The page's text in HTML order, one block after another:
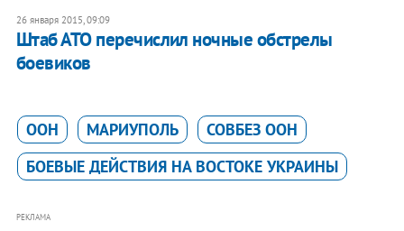
26 января 2015, 09:09
Штаб АТО перечислил ночные обстрелы
боевиков
ООН МАРИУПОЛЬ
СОВБЕЗ ООН
БОЕВЫЕ ДЕЙСТВИЯ НА ВОСТОКЕ УКРАИНЫ
РЕКЛАМА